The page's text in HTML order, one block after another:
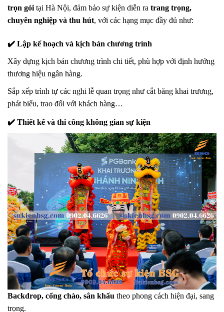
trọn gói tại Hà Nội, đảm bảo sự kiện diễn ra trang trọng,
chuyên nghiệp và thu hút, với các hạng mục đầy đủ như:
✔️ Lập kế hoạch và kịch bản chương trình
Xây dựng kịch bản chương trình chi tiết, phù hợp với định hướng
thương hiệu ngân hàng.
Sắp xếp trình tự các nghi lễ quan trọng như cắt băng khai trương,
phát biểu, trao đổi với khách hàng…
✔️ Thiết kế và thi công không gian sự kiện
Backdrop, cổng chào, sân khấu theo phong cách hiện đại, sang
trọng.